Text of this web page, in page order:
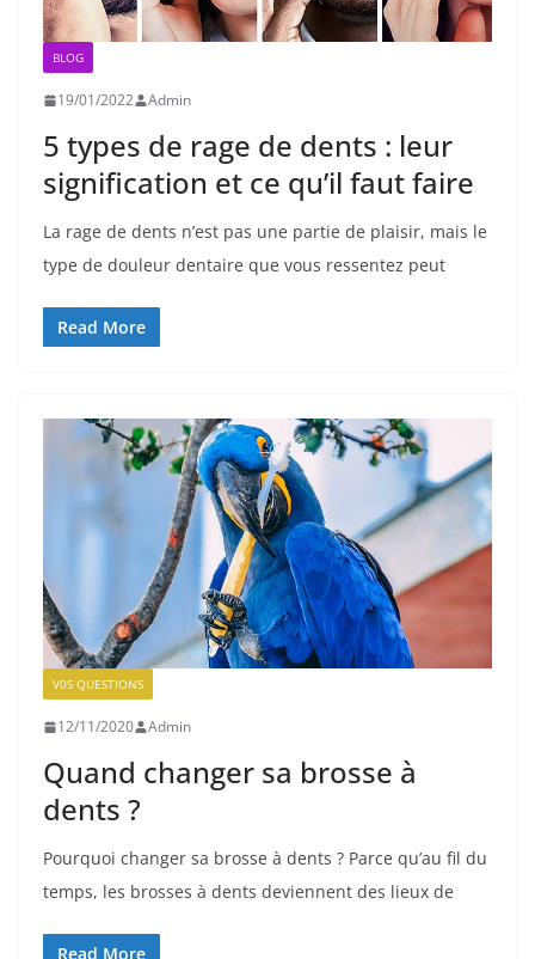
BLOG
19/01/2022 Admin
5 types de rage de dents : leur
signification et ce qu’il faut faire
La rage de dents n’est pas une partie de plaisir, mais le
type de douleur dentaire que vous ressentez peut
Read More
V0S QUESTIONS
12/11/2020 Admin
Quand changer sa brosse à
dents ?
Pourquoi changer sa brosse à dents ? Parce qu’au fil du
temps, les brosses à dents deviennent des lieux de
Read More